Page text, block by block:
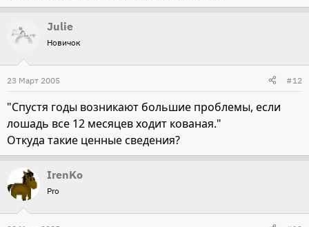
Julie
Новичок
23 Март 2005 #12
"Спустя годы возникают большие проблемы, если
лошадь все 12 месяцев ходит кованая."
Откуда такие ценные сведения?
IrenKo
Pro